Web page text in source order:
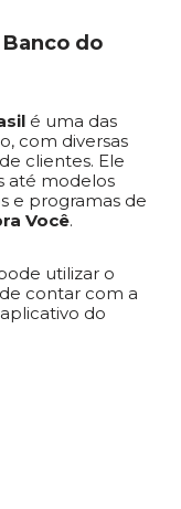
do
é uma das
com diversas
clientes. Ele
até modelos
e programas de
Você.
utilizar o
contar com a
do